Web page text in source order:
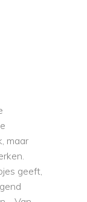
maar
geeft,